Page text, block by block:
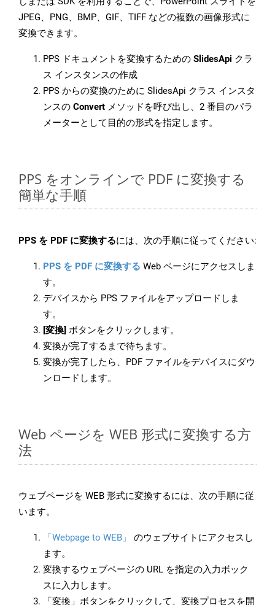
JPEG、PNG、BMP、GIF、TIFF などの複数の画像形式に
変換できます。
PPS ドキュメントを変換するための SlidesApi クラ
ス インスタンスの作成
PPS からの変換のために SlidesApi クラス インスタ
ンスの Convert メソッドを呼び出し、2 番目のパラ
メーターとして目的の形式を指定します。
PPS をオンラインで PDF に変換する
簡単な手順
PPS を PDF に変換するには、次の手順に従ってください:
PPS を PDF に変換する Web ページにアクセスしま
す。
デバイスから PPS ファイルをアップロードしま
す。
[変換] ボタンをクリックします。
変換が完了するまで待ちます。
変換が完了したら、PDF ファイルをデバイスにダウ
ンロードします。
Web ページを WEB 形式に変換する方
法
ウェブページを WEB 形式に変換するには、次の手順に従
います。
「Webpage to WEB」
のウェブサイトにアクセスし
ます。
変換するウェブページの URL を指定の入力ボック
スに入力します。
「変換」ボタンをクリックして、変換プロセスを開